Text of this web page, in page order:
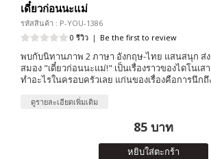
เดี๋ยวก่อนนะแม่
รหัสสินค้า : P-YOU-1386
0 รีวิว | Be the first to review
พบกับนิทานภาพ 2 ภาษา อังกฤษ-ไทย แสนสนุก ส่
สมอง "เดี๋ยวก่อนนะแม่!" เป็นเรื่องราวของไดโนเ
ทำอะไรในครอบครัวเลย แก่นของเรื่องคือการนึก
ดูรายละเอียดเพิ่มเติม
85 บาท
หยิบใส่ตะกร้า